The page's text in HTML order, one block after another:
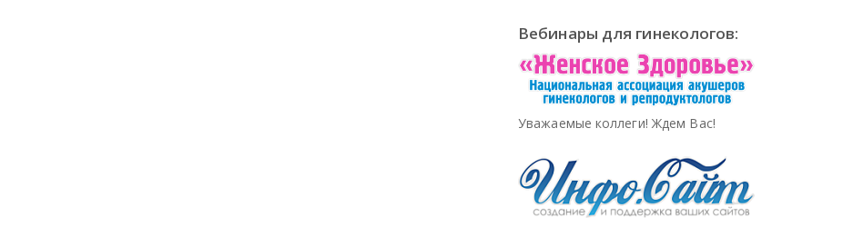
Вебинары для гинекологов:
Уважаемые коллеги! Ждем Вас!